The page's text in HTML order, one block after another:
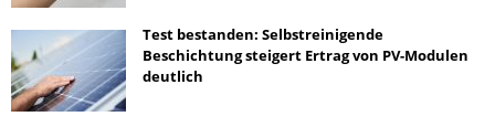
Test bestanden: Selbstreinigende
Beschichtung steigert Ertrag von PV-Modulen
deutlich